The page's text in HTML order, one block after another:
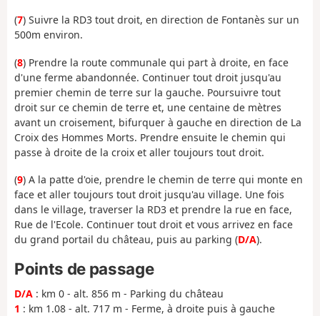
(7) Suivre la RD3 tout droit, en direction de Fontanès sur un
500m environ.
(8) Prendre la route communale qui part à droite, en face
d'une ferme abandonnée. Continuer tout droit jusqu'au
premier chemin de terre sur la gauche. Poursuivre tout
droit sur ce chemin de terre et, une centaine de mètres
avant un croisement, bifurquer à gauche en direction de La
Croix des Hommes Morts. Prendre ensuite le chemin qui
passe à droite de la croix et aller toujours tout droit.
(9) A la patte d'oie, prendre le chemin de terre qui monte en
face et aller toujours tout droit jusqu'au village. Une fois
dans le village, traverser la RD3 et prendre la rue en face,
Rue de l'Ecole. Continuer tout droit et vous arrivez en face
du grand portail du château, puis au parking (D/A).
Points de passage
D/A : km 0 - alt. 856 m - Parking du château
1 : km 1.08 - alt. 717 m - Ferme, à droite puis à gauche